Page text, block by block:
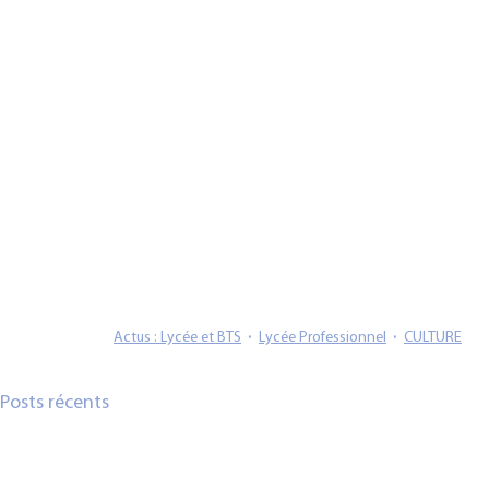
Actus : Lycée et BTS Lycée Professionnel CULTURE
Posts récents